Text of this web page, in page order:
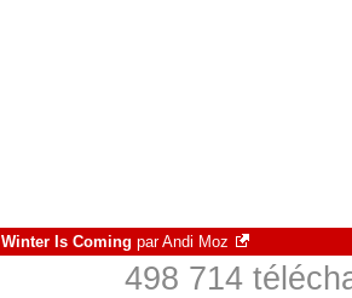
Winter Is Coming parAndi Moz
498 714